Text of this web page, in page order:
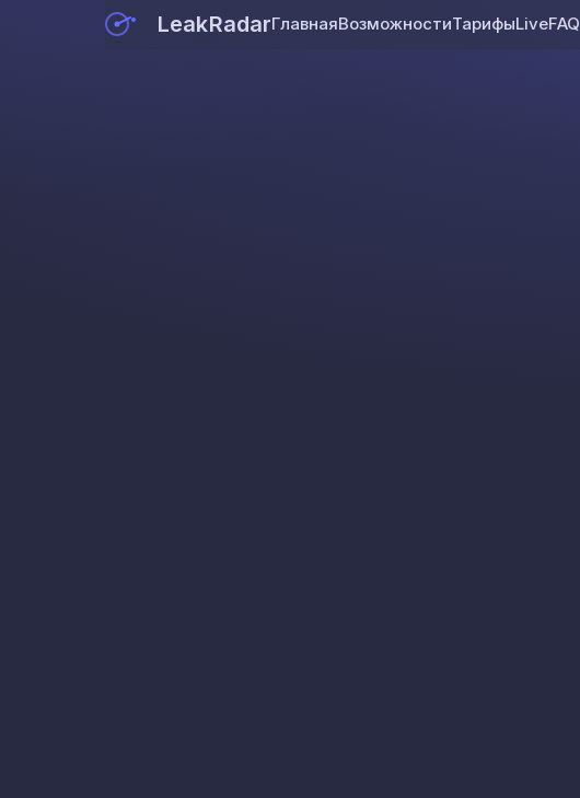
LeakRadarГлавнаяВозможностиТарифыLiveFAQ